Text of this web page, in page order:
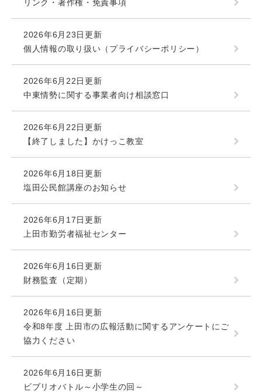
リンク・著作権・免責事項
2026年6月23日更新
個人情報の取り扱い（プライバシーポリシー）
2026年6月22日更新
中東情勢に関する事業者向け相談窓口
2026年6月22日更新
【終了しました】かけっこ教室
2026年6月18日更新
塩田公民館講座のお知らせ
2026年6月17日更新
上田市勤労者福祉センター
2026年6月16日更新
財務監査（定期）
2026年6月16日更新
令和8年度 上田市の広報活動に関するアンケートにご
協力ください
2026年6月16日更新
ビブリオバトル～小学生の回～